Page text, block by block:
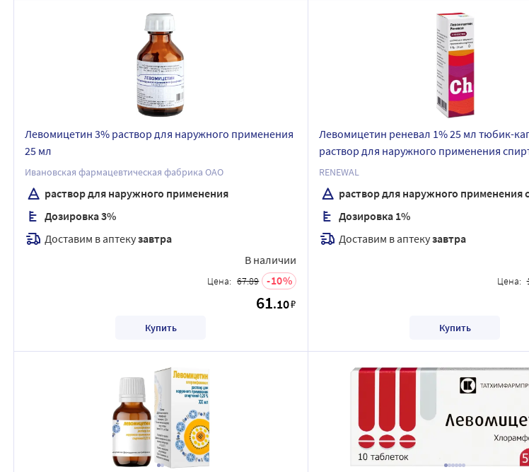
Левомицетин 3% раствор для наружного применения
25 мл
Ивановская фармацевтическая фабрика ОАО
раствор для наружного применения
Дозировка 3%
Доставим в аптекузавтра
В наличии
Цена: 67.89 10
61.10₽
Купить
Левомицетин реневал 1% 25 мл тюбик-
раствор для наружного применения
RENEWAL
раствор для наружного применения
Дозировка 1%
Доставим в аптекузавтра
Цена:
Купить